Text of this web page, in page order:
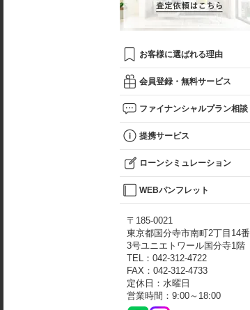
お客様に選ばれる理由
会員登録・無料サービス
ファイナンシャルプラン相談
提携サービス
ローンシミュレーション
WEBパンフレット
〒185-0021
東京都国分寺市南町2丁目14番
3号ユニエトワール国分寺1階
TEL：042-312-4722
FAX：042-312-4733
定休日：水曜日
営業時間：9:00～18:00